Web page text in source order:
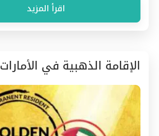
اقرأ المزيد
الإقامة الذهبية في الأمارات